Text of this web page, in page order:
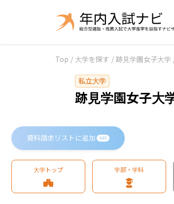
Top / 大学を探す / 跡見学園女子大学
私立大学
跡見学園女子大
資料請求リストに追加 無料
大学トップ 学部・学科